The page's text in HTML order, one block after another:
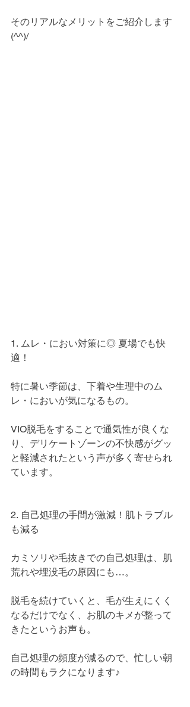
そのリアルなメリットをご紹介します
(^^)/
1. ムレ・におい対策に◎ 夏場でも快
適！
特に暑い季節は、下着や生理中のム
レ・においが気になるもの。
VIO脱毛をすることで通気性が良くな
り、デリケートゾーンの不快感がグッ
と軽減されたという声が多く寄せられ
ています。
2. 自己処理の手間が激減！肌トラブル
も減る
カミソリや毛抜きでの自己処理は、肌
荒れや埋没毛の原因にも…。
脱毛を続けていくと、毛が生えにくく
なるだけでなく、お肌のキメが整って
きたというお声も。
自己処理の頻度が減るので、忙しい朝
の時間もラクになります♪